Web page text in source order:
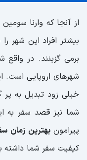
از آنجا که وارنا
بیشتر افراد این شهر
برمی گزینند. در
شهر‌های اروپایی
خیلی زود تبدیل به پر
شما نیز قصد سفر به
پیرامون بهترین زمان
کیفیت سفر شما داشته